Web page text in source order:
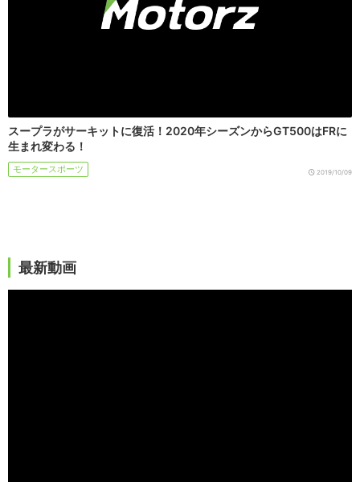
スープラがサーキットに復活！2020年シーズンからGT500はFRに
生まれ変わる！
モータースポーツ 2019/10/09
最新動画